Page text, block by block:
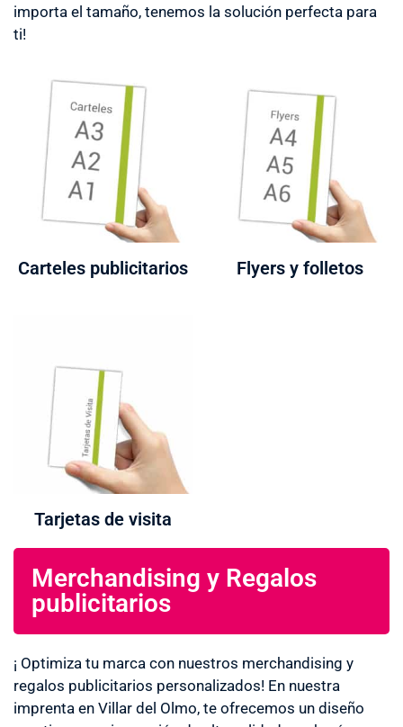
importa el tamaño, tenemos la solución perfecta para
ti!
Carteles publicitarios Flyers y folletos
Tarjetas de visita
Merchandising y Regalos
publicitarios
¡ Optimiza tu marca con nuestros merchandising y
regalos publicitarios personalizados! En nuestra
imprenta en Villar del Olmo, te ofrecemos un diseño